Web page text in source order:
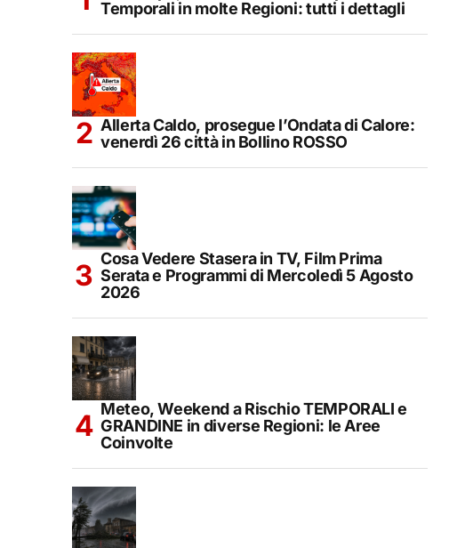
Temporali in molte Regioni: tutti i dettagli
Allerta Caldo, prosegue l’Ondata di Calore:
venerdì 26 città in Bollino ROSSO
Cosa Vedere Stasera in TV, Film Prima
Serata e Programmi di Mercoledì 5 Agosto
2026
Meteo, Weekend a Rischio TEMPORALI e
GRANDINE in diverse Regioni: le Aree
Coinvolte